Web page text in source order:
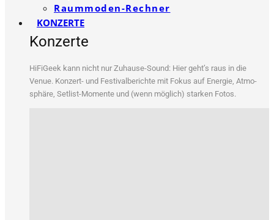
Raummoden-Rechner
KONZERTE
Konzerte
HiFi­Ge­ek kann nicht nur Zuhau­se-Sound: Hier geht’s raus in die
Venue. Kon­zert- und Fes­ti­val­be­rich­te mit Fokus auf Ener­gie, Atmo­
sphä­re, Set­list-Momen­te und (wenn mög­lich) star­ken Fotos.